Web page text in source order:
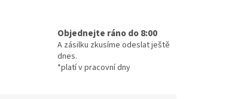
Objednejte ráno do 8:00
A zásilku zkusíme odeslat ještě
dnes.
*platí v pracovní dny